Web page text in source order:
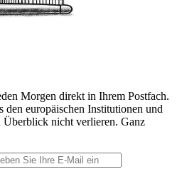
Morgen direkt in Ihrem Postfach.
europäischen Institutionen und
Überblick nicht verlieren. Ganz